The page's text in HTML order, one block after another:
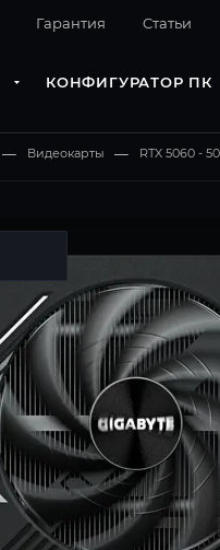
Гарантия Cтатьи
КОНФИГУРАТОР ПК
— Видеокарты — RTX 5060 -